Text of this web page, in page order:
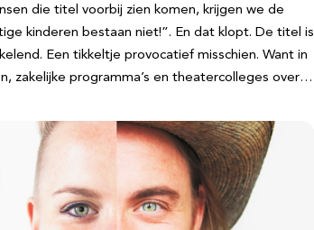
die titel voorbij zien komen, krijgen we de
kinderen bestaan niet!”. En dat klopt. De titel is
Een tikkeltje provocatief misschien. Want in
zakelijke programma’s en theatercolleges over…